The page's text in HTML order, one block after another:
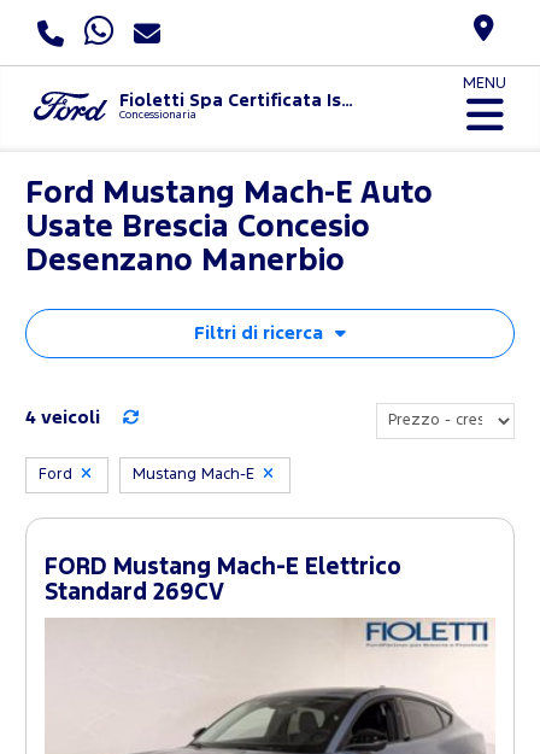
Fioletti Spa Certificata Iso 9001:2015 E Uni Pdr 125:2022
Concessionaria
MENU
Ford Mustang Mach-E Auto
Usate Brescia Concesio
Desenzano Manerbio
Filtri di ricerca
4 veicoli
Ford Mustang Mach-E
FORD Mustang Mach-E Elettrico
Standard 269CV